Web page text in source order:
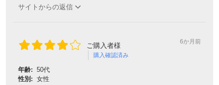
サイトからの返信
ご購入者様
購入確認済み
6か月前
年齢: 50代
性別: 女性